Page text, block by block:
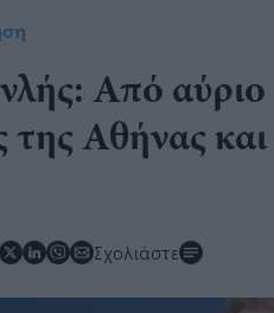
Από αύριο
Αθήνας
Σχολιάστε